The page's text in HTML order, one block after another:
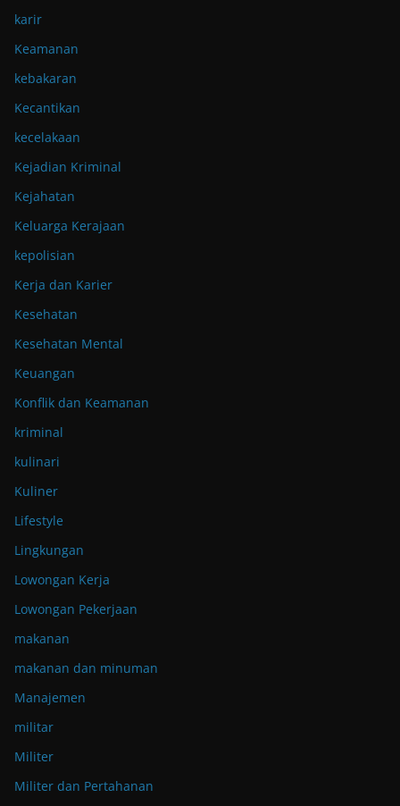
karir
Keamanan
kebakaran
Kecantikan
kecelakaan
Kejadian Kriminal
Kejahatan
Keluarga Kerajaan
kepolisian
Kerja dan Karier
Kesehatan
Kesehatan Mental
Keuangan
Konflik dan Keamanan
kriminal
kulinari
Kuliner
Lifestyle
Lingkungan
Lowongan Kerja
Lowongan Pekerjaan
makanan
makanan dan minuman
Manajemen
militar
Militer
Militer dan Pertahanan